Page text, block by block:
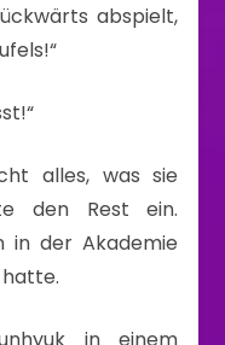
abspielt,
alles, was sie
den Rest ein.
in der Akademie
hatte.
in einem